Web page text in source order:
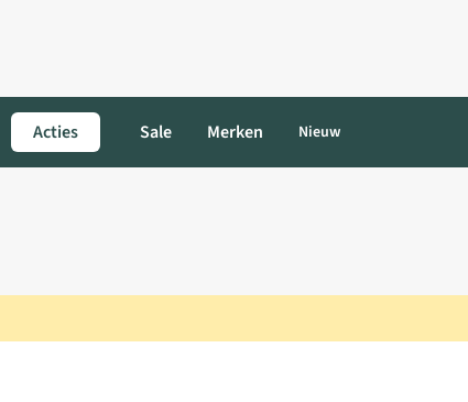
Acties Sale Merken Nieuw